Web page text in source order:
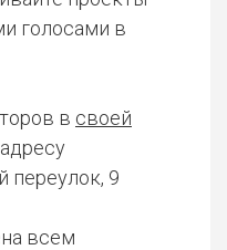
голосами в
в своей
переулок, 9
всем